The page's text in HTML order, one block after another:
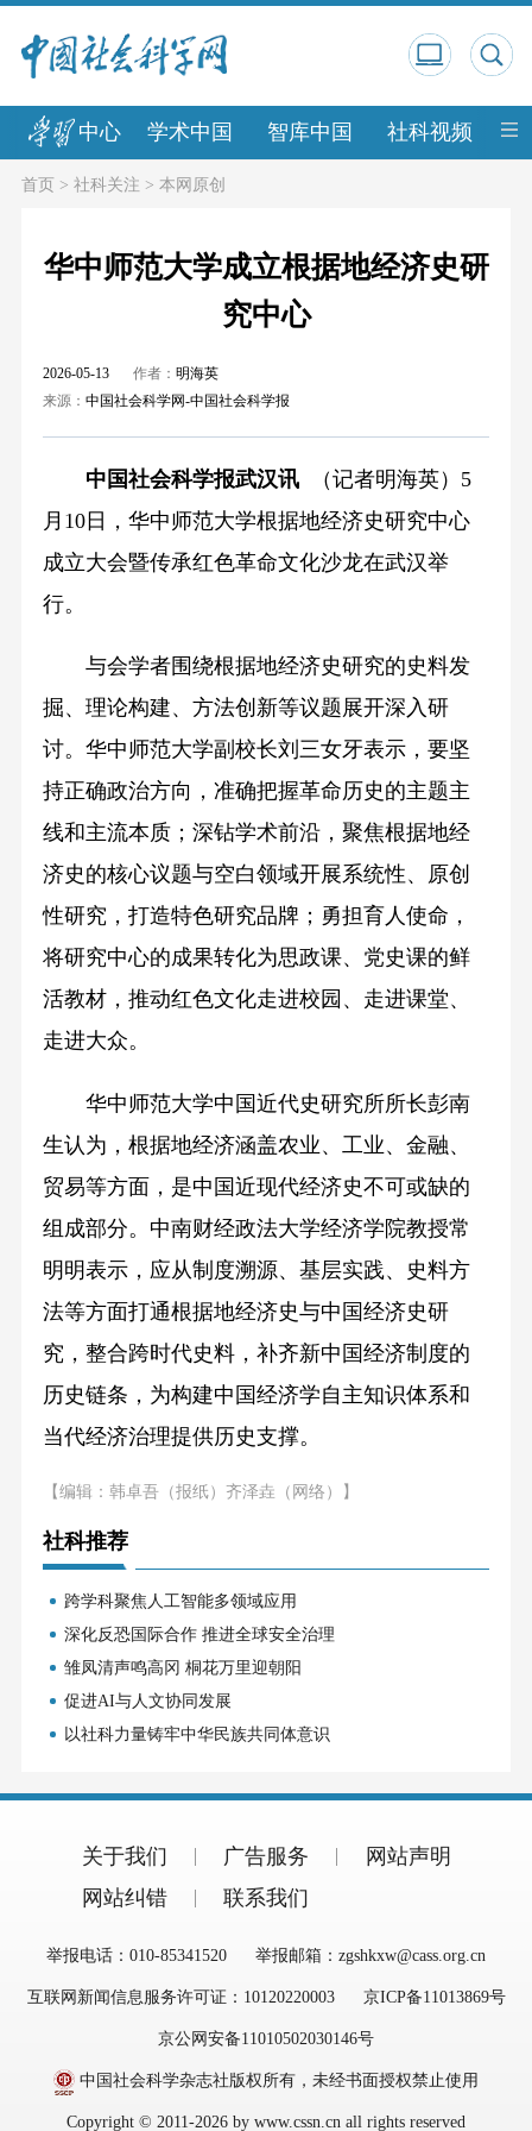
中心 学术中国 智库中国 社科视频 中
首页> 社科关注 > 本网原创
华中师范大学成立根据地经济史研
究中心
2026-05-13 作者： 明海英
来源： 中国社会科学网-中国社会科学报
中国社会科学报武汉讯
（记者明海英）5
月10日，华中师范大学根据地经济史研究中心
成立大会暨传承红色革命文化沙龙在武汉举
行。
与会学者围绕根据地经济史研究的史料发
掘、理论构建、方法创新等议题展开深入研
讨。华中师范大学副校长刘三女牙表示，要坚
持正确政治方向，准确把握革命历史的主题主
线和主流本质；深钻学术前沿，聚焦根据地经
济史的核心议题与空白领域开展系统性、原创
性研究，打造特色研究品牌；勇担育人使命，
将研究中心的成果转化为思政课、党史课的鲜
活教材，推动红色文化走进校园、走进课堂、
走进大众。
华中师范大学中国近代史研究所所长彭南
生认为，根据地经济涵盖农业、工业、金融、
贸易等方面，是中国近现代经济史不可或缺的
组成部分。中南财经政法大学经济学院教授常
明明表示，应从制度溯源、基层实践、史料方
法等方面打通根据地经济史与中国经济史研
究，整合跨时代史料，补齐新中国经济制度的
历史链条，为构建中国经济学自主知识体系和
当代经济治理提供历史支撑。
【编辑：韩卓吾（报纸）齐泽垚（网络）】
社科推荐
跨学科聚焦人工智能多领域应用
深化反恐国际合作 推进全球安全治理
雏凤清声鸣高冈 桐花万里迎朝阳
促进AI与人文协同发展
以社科力量铸牢中华民族共同体意识
关于我们 广告服务
网站声明
网站纠错
联系我们
举报电话：010-85341520 举报邮箱：zgshkxw@cass.org.cn
互联网新闻信息服务许可证：10120220003 京ICP备11013869号
京公网安备11010502030146号
中国社会科学杂志社版权所有，未经书面授权禁止使用
Copyright © 2011-2026 by www.cssn.cn all rights reserved